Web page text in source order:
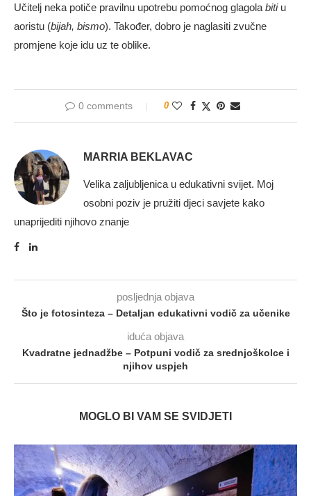
Učitelj neka potiče pravilnu upotrebu pomoćnog glagola bitiu
aoristu (bijah, bismo). Također, dobro je naglasiti zvučne
promjene koje idu uz te oblike.
0 comments 0
MARRIA BEKLAVAC
Velika zaljubljenica u edukativni svijet. Moj
osobni poziv je pružiti djeci savjete kako
unaprijediti njihovo znanje
posljednja objava
Što je fotosinteza – Detaljan edukativni vodič za učenike
iduća objava
Kvadratne jednadžbe – Potpuni vodič za srednjoškolce i
njihov uspjeh
MOGLO BI VAM SE SVIDJETI